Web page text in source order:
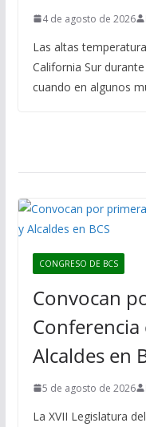
4 de agosto de 2026
Las altas
California Sur
cuando en algunos
CONGRESO DE BCS
Convocan
Conferencia
Alcaldes en
5 de agosto de 2026
La XVII Legislatura